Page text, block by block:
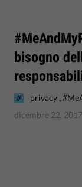
bisogno
privacy ,
dicembre 22, 2017